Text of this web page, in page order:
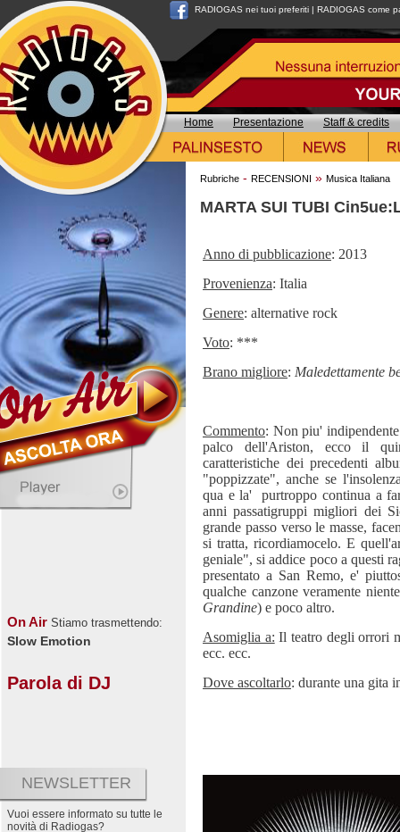
RADIOGAS nei tuoi preferiti | RADIOGAS come
Home Presentazione Staff & credits
On Air Stiamo trasmettendo:
Slow Emotion
Parola di DJ
NEWSLETTER
Vuoi essere informato su tutte le
novità di Radiogas?
Rubriche - RECENSIONI » Musica Italiana
MARTA SUI TUBI
Anno di pubblicazione: 2013
Provenienza: Italia
Genere: alternative rock
Voto: ***
Brano migliore: Maledettamente
Commento: Non piu'
palco dell'Ariston, ecco il
caratteristiche dei precedenti
"poppizzate", anche se
qua e la'
purtroppo continua a
anni passatigruppi migliori dei
grande passo verso le masse,
si tratta, ricordiamocelo. E
geniale", si addice poco a questi
presentato a San Remo, e'
qualche canzone veramente
Grandine) e poco altro.
Asomiglia a: Il teatro degli orrori
ecc. ecc.
Dove ascoltarlo: durante una gita